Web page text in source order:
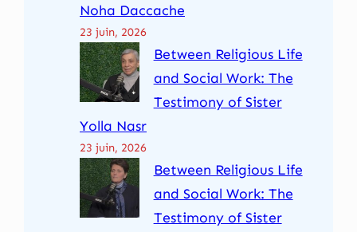
Noha Daccache
23 juin, 2026
Between Religious Life
and Social Work: The
Testimony of Sister
Yolla Nasr
23 juin, 2026
Between Religious Life
and Social Work: The
Testimony of Sister